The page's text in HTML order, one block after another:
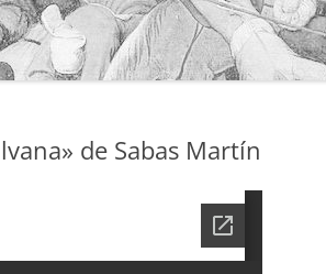
de Sabas Martín